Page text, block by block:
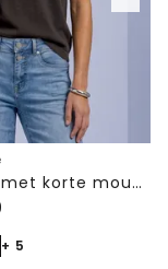
T-shirt met korte mouwen en ronde hals in effen kleur
+ 5